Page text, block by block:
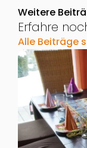
Weitere
Erfahre
Alle Beiträge
Zur